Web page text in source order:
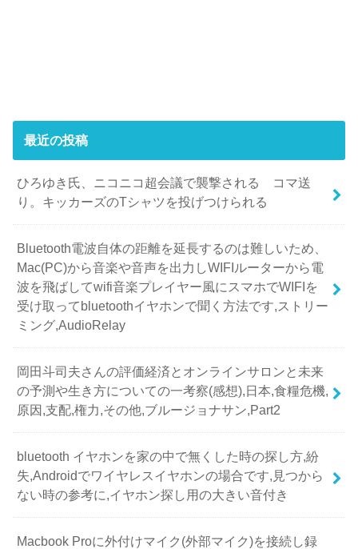
最近の投稿
ひろゆき氏、ニコニコ超会議で襲撃される コマ送
り。キッカーズのTシャツを投げつけられる
Bluetooth電波自体の距離を延長するのは難しいため、
Mac(PC)から音楽や音声を出力しWIFIルーターから電
波を飛ばしてwifi音楽プレイヤー風にスマホでWIFIを
受け取ってbluetoothイヤホンで聞く方法です,ストリー
ミング,AudioRelay
岡田斗司夫さんの評価経済とオンラインサロンと未来
の予測や生き方についての一考察(感想),日本,食糧危機,
原因,支配,権力,その他,ブルージョナサン,Part2
bluetooth イヤホンを家の中で無くした時の探し方,紛
失,Androidでワイヤレスイヤホンの場合です,見つから
ない時の参考に,イヤホン探し用の大きい音付き
Macbook Proに外付けマイク(外部マイク)を接続し録